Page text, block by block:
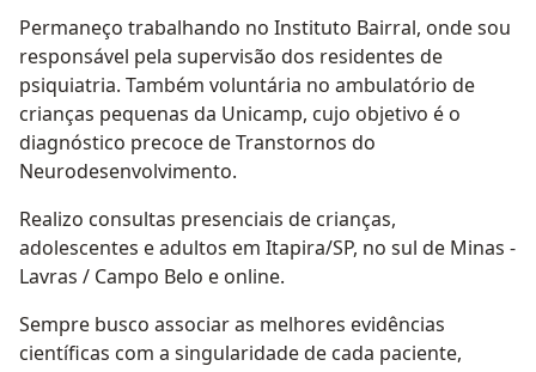
Permaneço trabalhando no Instituto Bairral, onde sou
responsável pela supervisão dos residentes de
psiquiatria. Também voluntária no ambulatório de
crianças pequenas da Unicamp, cujo objetivo é o
diagnóstico precoce de Transtornos do
Neurodesenvolvimento.
Realizo consultas presenciais de crianças,
adolescentes e adultos em Itapira/SP, no sul de Minas -
Lavras / Campo Belo e online.
Sempre busco associar as melhores evidências
científicas com a singularidade de cada paciente,